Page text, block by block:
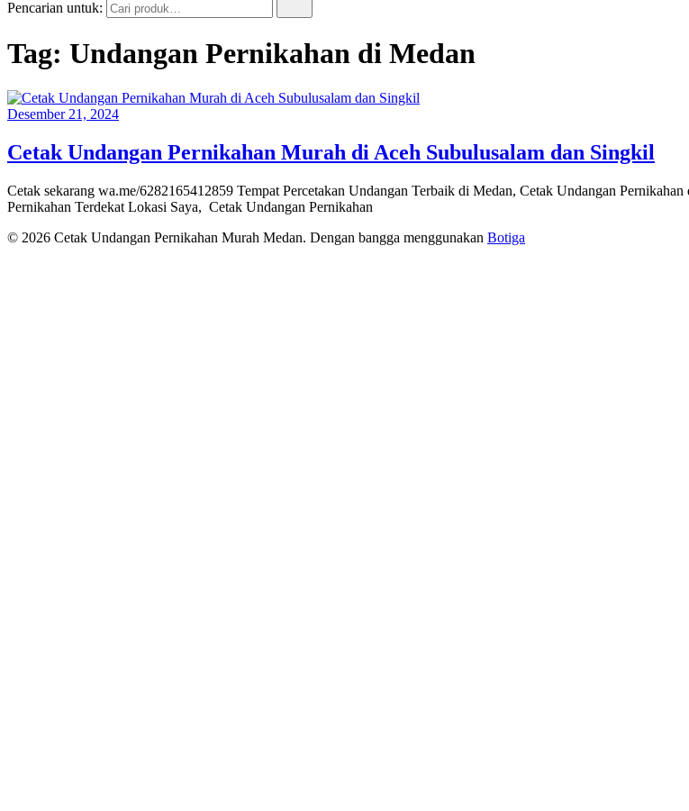
Pencarian untuk:
Tag: Undangan Pernikahan di Medan
Desember 21, 2024
Cetak Undangan Pernikahan Murah di Aceh Subulusalam dan Singkil
Cetak sekarang wa.me/6282165412859 Tempat Percetakan Undangan Terbaik di Medan, Cetak Undangan
Pernikahan Terdekat Lokasi Saya, Cetak Undangan Pernikahan
© 2026 Cetak Undangan Pernikahan Murah Medan. Dengan bangga menggunakan Botiga